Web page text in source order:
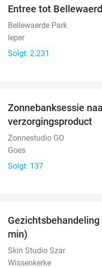
Entree tot
Bellewaerde Park
Ieper
Solgt: 2.231
Zonnebanksessie
verzorgingsproduct
Zonnestudio GO
Goes
Solgt: 137
min)
Skin Studio Szar
Wissenkerke